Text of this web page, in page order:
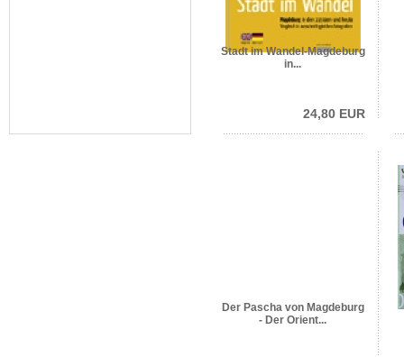
Stadt im Wandel-Magdeburg
in...
24,80 EUR
Der Pascha von Magdeburg
- Der Orient...